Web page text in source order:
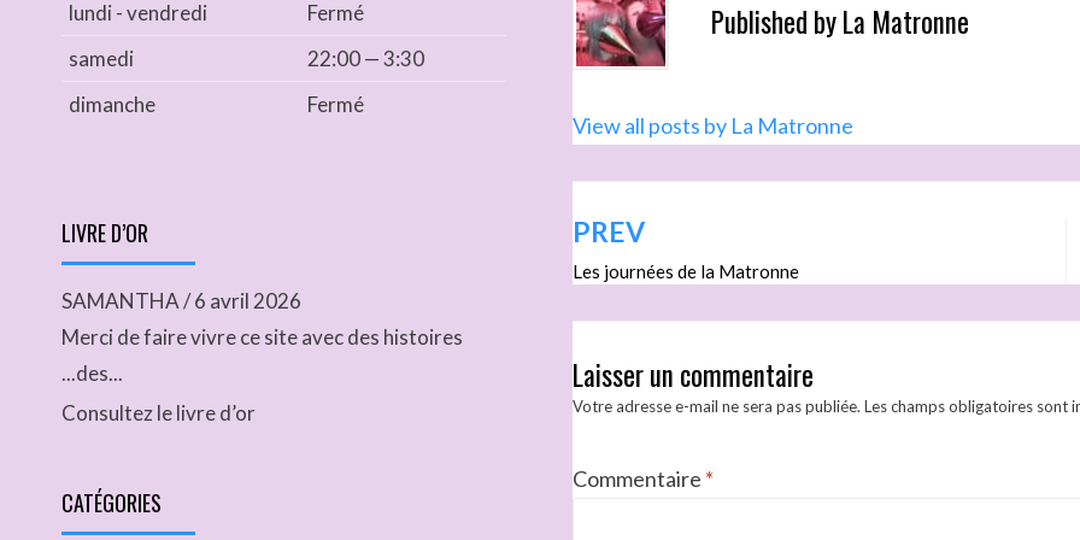
Published byLa Matronne
View all posts by La Matronne
PREV
Les journées de la Matronne
Laisser un commentaire
Votre adresse e-mail ne sera pas publiée. Les champs obligatoires sont
Commentaire *
lundi - vendredi
Fermé
samedi
22:00 — 3:30
dimanche
Fermé
LIVRE D’OR
SAMANTHA/6 avril 2026
Merci de faire vivre ce site avec des histoires
...des...
Consultez le livre d’or
CATÉGORIES